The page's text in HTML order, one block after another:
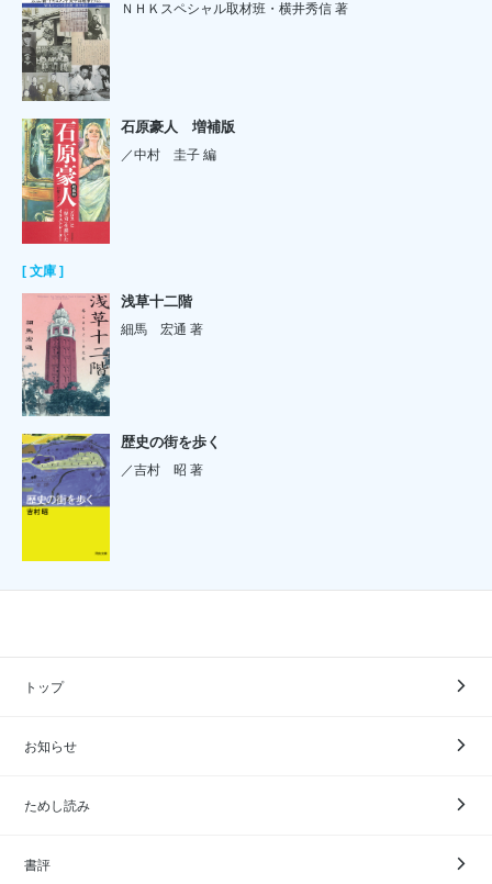
ＮＨＫスペシャル取材班・横井秀信 著
石原豪人 増補版
／中村 圭子 編
[ 文庫 ]
浅草十二階
細馬 宏通 著
歴史の街を歩く
／吉村 昭 著
トップ
お知らせ
ためし読み
書評